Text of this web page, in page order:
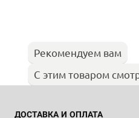
Рекомендуем вам
С этим товаром
ДОСТАВКА И ОПЛАТА